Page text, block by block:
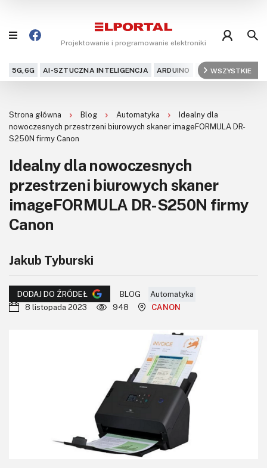
Projektowanie i programowanie elektroniki
5G,6G AI-SZTUCZNA INTELIGENCJA ARDUINO ARM AUDIO
WSZYSTKIE
Projekty
DIY+
Czytelnia
KITy AVT
Kontakt
Do pobrania
Strona główna Blog Automatyka
Idealny dla
nowoczesnych przestrzeni biurowych skaner imageFORMULA DR-
S250N firmy Canon
Idealny dla nowoczesnych
przestrzeni biurowych skaner
imageFORMULA DR-S250N firmy
Canon
Jakub Tyburski
DODAJ DO ŹRÓDEŁ BLOG
Automatyka
8 listopada 2023
948 CANON